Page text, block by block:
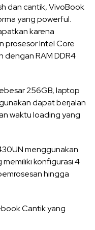
dan cantik, VivoBook
yang powerful.
karena
prosesor Intel Core
dengan RAM DDR4
256GB, laptop
dapat berjalan
waktu loading yang
menggunakan
konfigurasi 4
hingga